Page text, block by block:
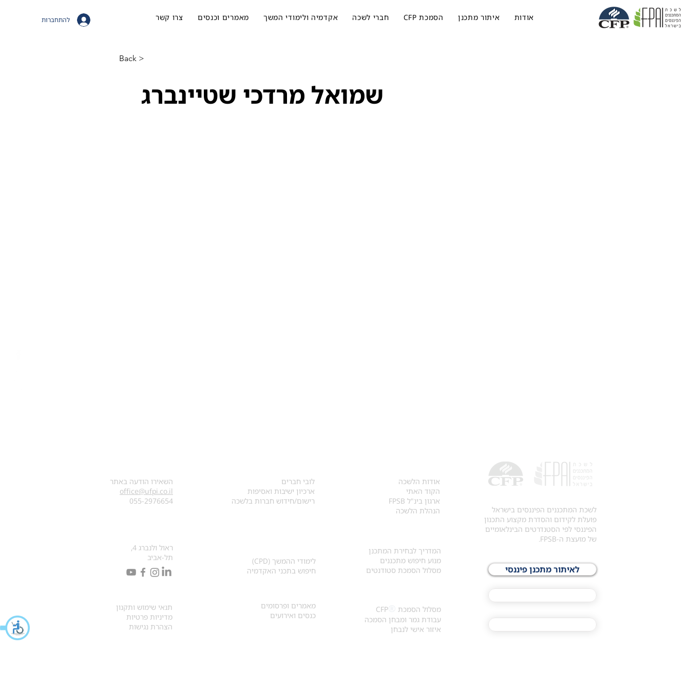
להתחברות אודות איתור מתכנן הסמכת CFP חברי לשכה אקדמיה ולימודי המשך מאמרים וכנסים צרו קשר
< Back
שמואל מרדכי שטיינברג
לשכת המתכננים הפיננסים בישראל
פועלת לקידום והסדרת מקצוע התכנון
הפיננסי לפי הסטנדרטים הבינלאומיים
של מועצת ה-FPSB.
לאיתור מתכנן פיננסי
​אודות הלשכה
הקוד האתי
ארגון בינ"ל FPSB
הנהלת הלשכה
המדריך לבחירת המתכנן
מנוע חיפוש מתכננים
מסלול הסמכת סטודנטים
לובי חברים
ארכיון ישיבות ואסיפות
רישום/חידוש חברות בלשכה
השאירו הודעה באתר
office@ufpi.co.il
​055-2976654
לימודי ההמשך (CPD)
חיפוש בתכני האקדמיה
ראול ולנברג 4,
תל-אביב
מסלול הסמכת ®
CFP
עבודת גמר ומבחן הסמכה
איזור אישי לנבחן
מאמרים ופרסומים
כנסים ואירועים
תנאי שימוש ותקנון
מדיניות פרטיות
הצהרת נגישות